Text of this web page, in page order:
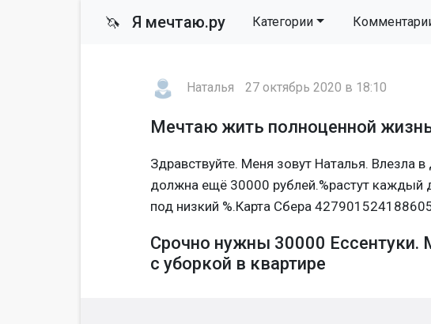
🦄 Я мечтаю.ру Категории
Наталья 27 октябрь 2020 в 18:10
Мечтаю жить полноценной
Здравствуйте. Меня зовут Наталья. Влезла
должна ещё 30000 рублей.%растут каждый
под низкий %.Карта Сбера
Срочно нужны 30000 Ессентуки.
с уборкой в квартире